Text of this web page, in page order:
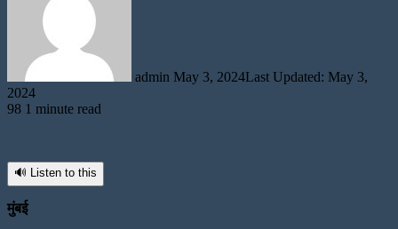
admin May 3, 2024Last Updated: May 3,
2024
98 1 minute read
🔊 Listen to this
मुंबई